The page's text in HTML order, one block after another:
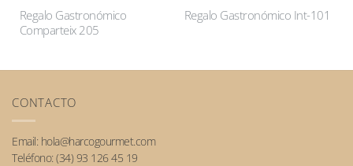
Regalo Gastronómico
Comparteix 205
Regalo Gastronómico Int-101
CONTACTO
Email: hola@harcogourmet.com
Teléfono: (34) 93 126 45 19